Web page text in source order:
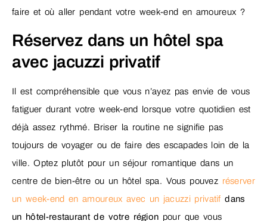
faire et où aller pendant votre week-end en amoureux ?
Réservez dans un hôtel spa
avec jacuzzi privatif
Il est compréhensible que vous n’ayez pas envie de vous
fatiguer durant votre week-end lorsque votre quotidien est
déjà assez rythmé. Briser la routine ne signifie pas
toujours de voyager ou de faire des escapades loin de la
ville. Optez plutôt pour un séjour romantique dans un
centre de bien-être ou un hôtel spa. Vous pouvez réserver
un week-end en amoureux avec un jacuzzi privatif dans
un hôtel-restaurant de votre région pour que vous